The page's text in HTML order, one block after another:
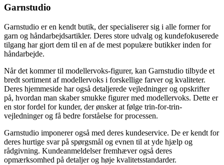
Garnstudio
Garnstudio er en kendt butik, der specialiserer sig i alle former for
garn og håndarbejdsartikler. Deres store udvalg og kundefokuserede
tilgang har gjort dem til en af de mest populære butikker inden for
håndarbejde.
Når det kommer til modellervoks-figurer, kan Garnstudio tilbyde et
bredt sortiment af modellervoks i forskellige farver og kvaliteter.
Deres hjemmeside har også detaljerede vejledninger og opskrifter
på, hvordan man skaber smukke figurer med modellervoks. Dette er
en stor fordel for kunder, der ønsker at følge trin-for-trin-
vejledninger og få bedre forståelse for processen.
Garnstudio imponerer også med deres kundeservice. De er kendt for
deres hurtige svar på spørgsmål og evnen til at yde hjælp og
rådgivning. Kundeanmeldelser fremhæver også deres
opmærksomhed på detaljer og høje kvalitetsstandarder.